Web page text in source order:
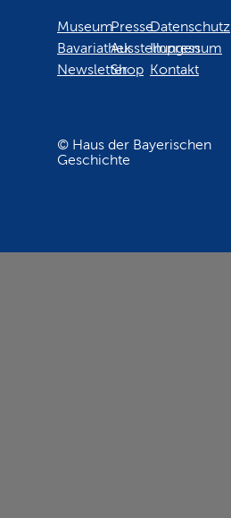
Museum
Bavariathek
Newsletter
Presse
Ausstellungen
Shop
Datenschutz
Impressum
Kontakt
© Haus der Bayerischen
Geschichte